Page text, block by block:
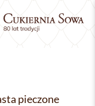
pieczone